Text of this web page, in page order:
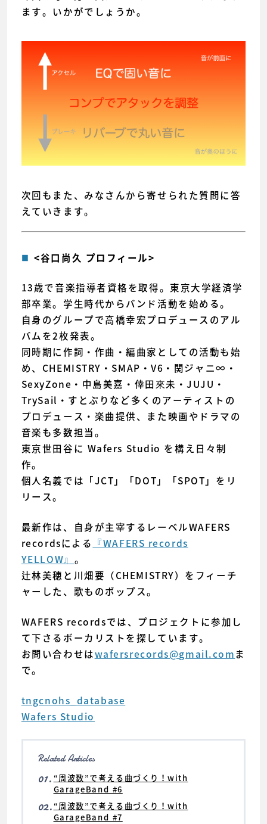
ます。いかがでしょうか。
次回もまた、みなさんから寄せられた質問に答
えていきます。
<谷口尚久 プロフィール>
13歳で音楽指導者資格を取得。東京大学経済学
部卒業。学生時代からバンド活動を始める。
自身のグループで高橋幸宏プロデュースのアル
バムを2枚発表。
同時期に作詞・作曲・編曲家としての活動も始
め、CHEMISTRY・SMAP・V6・関ジャニ∞・
SexyZone・中島美嘉・倖田來未・JUJU・
TrySail・すとぷりなど多くのアーティストの
プロデュース・楽曲提供、また映画やドラマの
音楽も多数担当。
東京世田谷に Wafers Studio を構え日々制
作。
個人名義では「JCT」「DOT」「SPOT」をリ
リース。
最新作は、自身が主宰するレーベルWAFERS
recordsによる 『WAFERS records
YELLOW』 。
辻林美穂と川畑要（CHEMISTRY）をフィーチ
ャーした、歌ものポップス。
WAFERS recordsでは、プロジェクトに参加し
て下さるボーカリストを探しています。
お問い合わせはwafersrecords@gmail.comま
で。
tngcnohs_database
Wafers Studio
Related Articles
01. “周波数”で考える曲づくり！with
GarageBand #6
02.“周波数”で考える曲づくり！with
GarageBand #7